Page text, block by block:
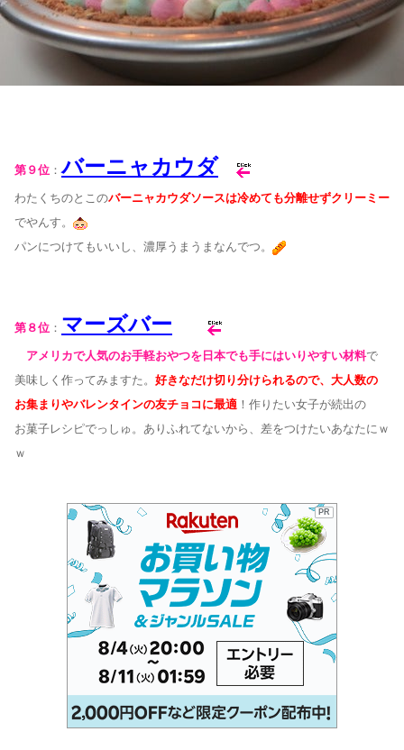
第９位 ：バーニャカウダ
わたくちのとこのバーニャカウダソースは冷めても分離せずクリーミー
でやんす。
パンにつけてもいいし、濃厚うまうまなんでつ。
第８位 ： マーズバー
アメリカで人気のお手軽おやつを日本でも手にはいりやすい材料で
美味しく作ってみますた。 好きなだけ切り分けられるので、大人数の
お集まりやバレンタインの友チョコに最適 ！作りたい女子が続出の
お菓子レシピでっしゅ。ありふれてないから 、差をつけたいあなたにｗ
ｗ
PR